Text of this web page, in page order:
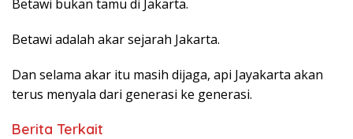
Betawi bukan tamu di Jakarta.
Betawi adalah akar sejarah Jakarta.
Dan selama akar itu masih dijaga, api Jayakarta akan
terus menyala dari generasi ke generasi.
Berita Terkait